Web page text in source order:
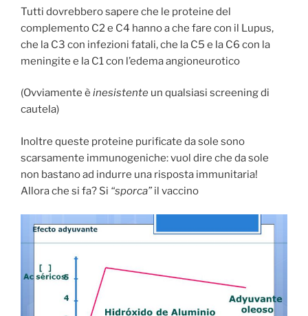
Tutti dovrebbero sapere che le proteine del
complemento C2 e C4 hanno a che fare con il Lupus,
che la C3 con infezioni fatali, che la C5 e la C6 con la
meningite e la C1 con l’edema angioneurotico
(Ovviamente è inesistente un qualsiasi screening di
cautela)
Inoltre queste proteine purificate da sole sono
scarsamente immunogeniche: vuol dire che da sole
non bastano ad indurre una risposta immunitaria!
Allora che si fa? Si “sporca” il vaccino